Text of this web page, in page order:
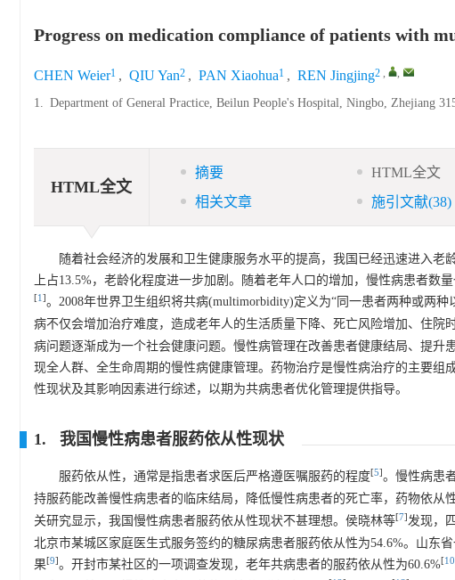
Progress on medication compliance of patients with
CHEN Weier1 , QIU Yan2 , PAN Xiaohua1 , REN Jingjing2 , ,
1. Department of General Practice, Beilun People's Hospital, Ningbo, Zhejiang
HTML全文
摘要 HTML全文
相关文章
施引文献(38)
随着社会经济的发展和卫生健康服务水平的提高，我国已经迅速进入老
上占13.5%，老龄化程度进一步加剧。随着老年人口的增加，慢性病患者
[1 ]。2008年世界卫生组织将共病(multimorbidity)定义为“同一患者两种或两种
病不仅会增加治疗难度，造成老年人的生活质量下降、死亡风险增加、住院
病问题逐渐成为一个社会健康问题。慢性病管理在改善患者健康结局、提
现全人群、全生命周期的慢性病健康管理。药物治疗是慢性病治疗的主要
性现状及其影响因素进行综述，以期为共病患者优化管理提供指导。
1. 我国慢性病患者服药依从性现状
服药依从性，通常是指患者求医后严格遵医嘱服药的程度[5]。慢性病患
持服药能改善慢性病患者的临床结局，降低慢性病患者的死亡率，药物依从
关研究显示，我国慢性病患者服药依从性现状不甚理想。侯晓林等[7]发现，
北京市某城区家庭医生式服务签约的糖尿病患者服药依从性为54.6%。山东
果[9]。开封市某社区的一项调查发现，老年共病患者的服药依从性为60.6%[10